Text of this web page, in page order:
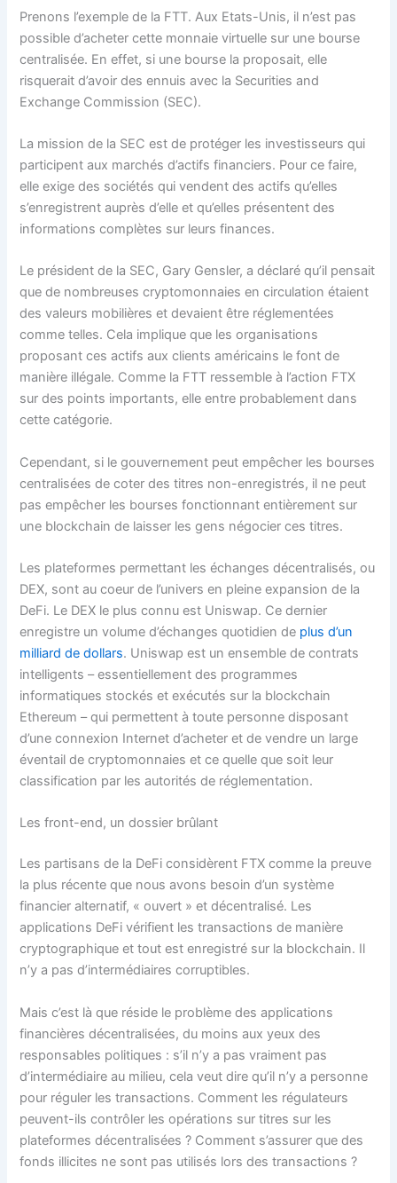
Prenons l’exemple de la FTT. Aux Etats-Unis, il n’est pas
possible d’acheter cette monnaie virtuelle sur une bourse
centralisée. En effet, si une bourse la proposait, elle
risquerait d’avoir des ennuis avec la Securities and
Exchange Commission (SEC).
La mission de la SEC est de protéger les investisseurs qui
participent aux marchés d’actifs financiers. Pour ce faire,
elle exige des sociétés qui vendent des actifs qu’elles
s’enregistrent auprès d’elle et qu’elles présentent des
informations complètes sur leurs finances.
Le président de la SEC, Gary Gensler, a déclaré qu’il pensait
que de nombreuses cryptomonnaies en circulation étaient
des valeurs mobilières et devaient être réglementées
comme telles. Cela implique que les organisations
proposant ces actifs aux clients américains le font de
manière illégale. Comme la FTT ressemble à l’action FTX
sur des points importants, elle entre probablement dans
cette catégorie.
Cependant, si le gouvernement peut empêcher les bourses
centralisées de coter des titres non-enregistrés, il ne peut
pas empêcher les bourses fonctionnant entièrement sur
une blockchain de laisser les gens négocier ces titres.
Les plateformes permettant les échanges décentralisés, ou
DEX, sont au coeur de l’univers en pleine expansion de la
DeFi. Le DEX le plus connu est Uniswap. Ce dernier
enregistre un volume d’échanges quotidien de plus d’un
milliard de dollars. Uniswap est un ensemble de contrats
intelligents – essentiellement des programmes
informatiques stockés et exécutés sur la blockchain
Ethereum – qui permettent à toute personne disposant
d’une connexion Internet d’acheter et de vendre un large
éventail de cryptomonnaies et ce quelle que soit leur
classification par les autorités de réglementation.
Les front-end, un dossier brûlant
Les partisans de la DeFi considèrent FTX comme la preuve
la plus récente que nous avons besoin d’un système
financier alternatif, « ouvert » et décentralisé. Les
applications DeFi vérifient les transactions de manière
cryptographique et tout est enregistré sur la blockchain. Il
n’y a pas d’intermédiaires corruptibles.
Mais c’est là que réside le problème des applications
financières décentralisées, du moins aux yeux des
responsables politiques : s’il n’y a pas vraiment pas
d’intermédiaire au milieu, cela veut dire qu’il n’y a personne
pour réguler les transactions. Comment les régulateurs
peuvent-ils contrôler les opérations sur titres sur les
plateformes décentralisées ? Comment s’assurer que des
fonds illicites ne sont pas utilisés lors des transactions ?